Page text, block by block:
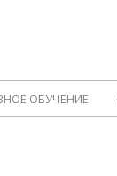
ОБУЧЕНИЕ